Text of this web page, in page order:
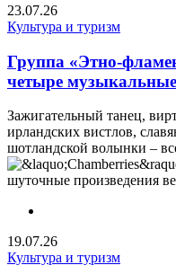
23.07.26
Культура и туризм
Группа «Этно-
четыре
Зажигательный танец,
ирландских вистлов,
шотландской волынки –
19.07.26
Культура и туризм